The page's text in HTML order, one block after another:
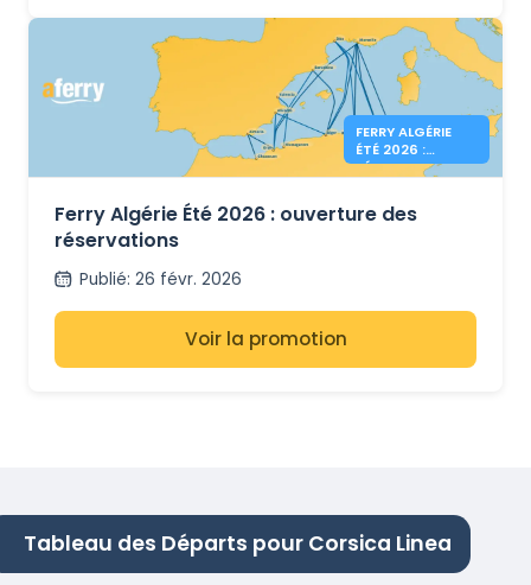
FERRY ALGÉRIE
ÉTÉ 2026 :
RÉSERVATIONS
Ferry Algérie Été 2026 : ouverture des
réservations
Publié: 26 févr. 2026
Voir la promotion
Tableau des Départs pour Corsica Linea